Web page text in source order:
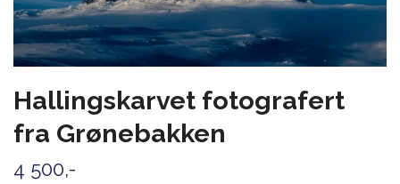
Hallingskarvet fotografert
fra Grønebakken
4 500,-